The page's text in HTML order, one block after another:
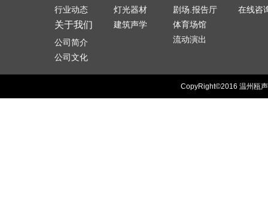
在线咨
剧场.报告厅
体育场馆
流动演出
灯光器材
建筑声学
行业动态
关于我们
公司简介
公司文化
CopyRight©2016 温州瓯